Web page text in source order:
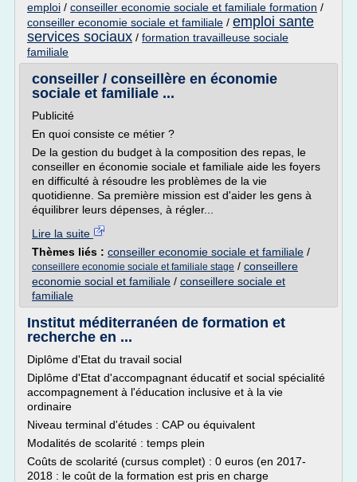
emploi / conseiller economie sociale et familiale formation /
conseiller economie sociale et familiale / emploi sante
services sociaux / formation travailleuse sociale
familiale
conseiller / conseillère en économie
sociale et familiale ...
Publicité
En quoi consiste ce métier ?
De la gestion du budget à la composition des repas, le
conseiller en économie sociale et familiale aide les foyers
en difficulté à résoudre les problèmes de la vie
quotidienne. Sa première mission est d'aider les gens à
équilibrer leurs dépenses, à régler...
Lire la suite
Thèmes liés : conseiller economie sociale et familiale /
conseillere economie sociale et familiale stage / conseillere
economie social et familiale / conseillere sociale et
familiale
Institut méditerranéen de formation et
recherche en ...
Diplôme d'Etat du travail social
Diplôme d'Etat d'accompagnant éducatif et social spécialité
accompagnement à l'éducation inclusive et à la vie
ordinaire
Niveau terminal d'études : CAP ou équivalent
Modalités de scolarité : temps plein
Coûts de scolarité (cursus complet) : 0 euros (en 2017-
2018 : le coût de la formation est pris en charge